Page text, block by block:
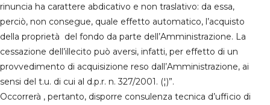
rinuncia ha carattere abdicativo e non traslativo: da essa,
perciò, non consegue, quale effetto automatico, l’acquisto
della proprietà del fondo da parte dell’Amministrazione. La
cessazione dell’illecito può aversi, infatti, per effetto di un
provvedimento di acquisizione reso dall’Amministrazione, ai
sensi del t.u. di cui al d.p.r. n. 327/2001. (¦)”.
Occorrerà , pertanto, disporre consulenza tecnica d’ufficio di